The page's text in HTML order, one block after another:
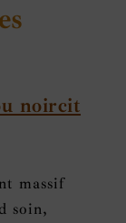
noircit
massif
soin,